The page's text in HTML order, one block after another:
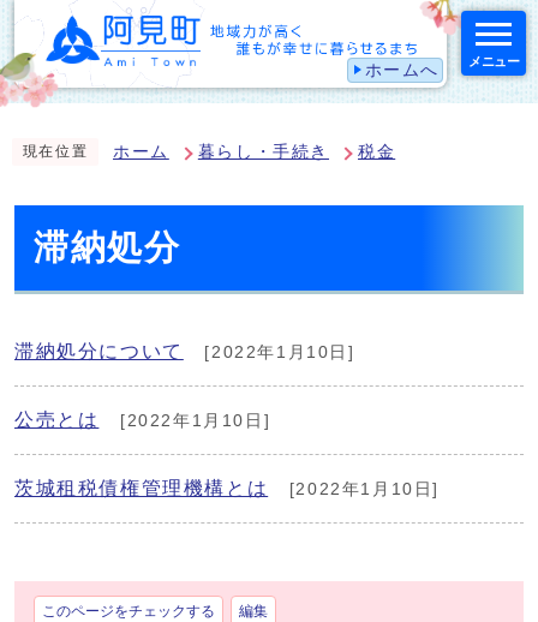
ホームへ メニュー
現在位置 ホーム 暮らし・手続き 税金
滞納処分
滞納処分について [2022年1月10日]
公売とは [2022年1月10日]
茨城租税債権管理機構とは [2022年1月10日]
このページをチェックする 編集